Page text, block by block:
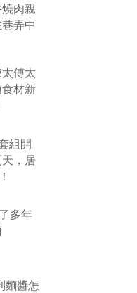
肉親
弄中
傅太
材新
組開
，居
多年
麵醬怎